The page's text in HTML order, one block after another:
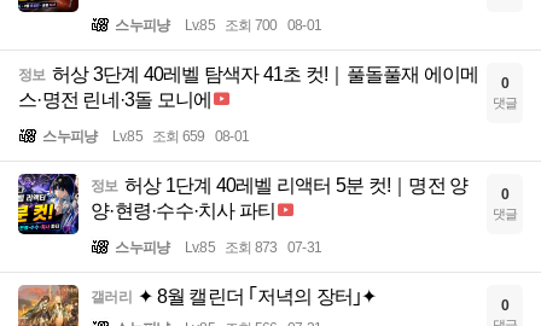
스누피냥 Lv.85 조회 700 08-01
정보 허상 3단계 40레벨 탐색자 41초 컷!｜풀돌풀재 에이메
스·명전 린네·3돌 모니에
스누피냥 Lv.85 조회 659 08-01
0
댓글
정보 허상 1단계 40레벨 리액터 5분 컷!｜명전 양
양·현령·수수·치사 파티
스누피냥 Lv.85 조회 873 07-31
0
댓글
갤러리 ✦ 8월 캘린더 ｢저녁의 장터｣✦ 0